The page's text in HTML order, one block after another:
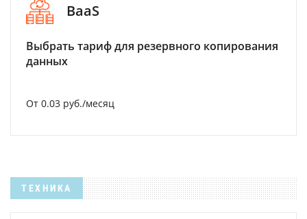
BaaS
Выбрать тариф для резервного копирования
данных
От 0.03 руб./месяц
ТЕХНИКА